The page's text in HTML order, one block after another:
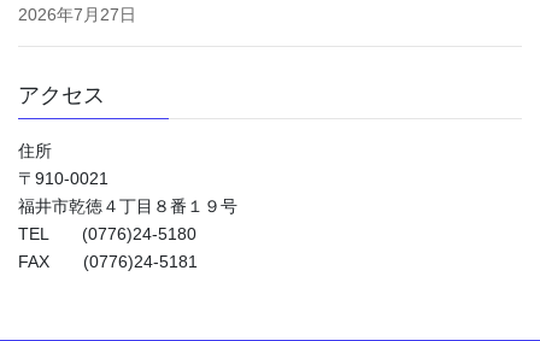
2026年7月27日
アクセス
住所
〒910-0021
福井市乾徳４丁目８番１９号
TEL (0776)24-5180
FAX (0776)24-5181